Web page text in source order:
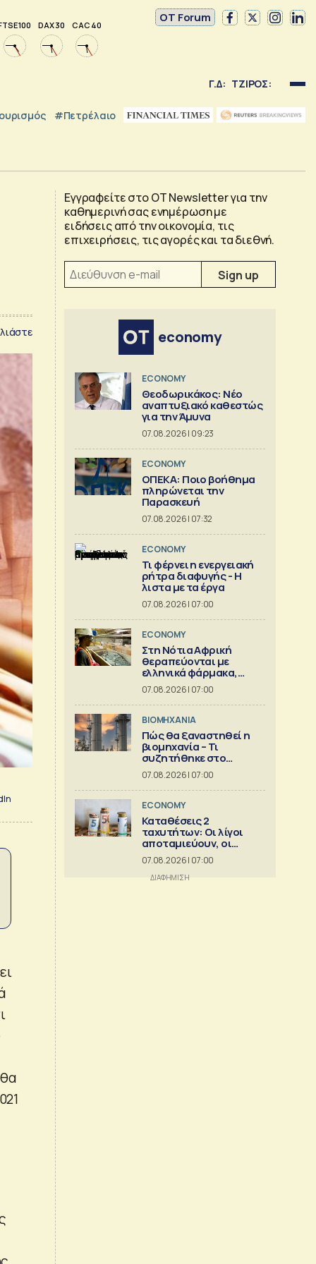
100 DAX 30 CAC 40
OT Forum
Γ.Δ: ΤΖΙΡΟΣ:
#Πετρέλαιο
Εγγραφείτε στο OT Newsletter για την
καθημερινή σας ενημέρωση με
ειδήσεις από την οικονομία, τις
επιχειρήσεις, τις αγορές και τα διεθνή.
economy
ECONOMY
Θεοδωρικάκος: Νέο
αναπτυξιακό καθεστώς
για την Άμυνα
07.08.2026 | 09:23
ECONOMY
ΟΠΕΚΑ: Ποιο βοήθημα
πληρώνεται την
Παρασκευή
07.08.2026 | 07:32
ECONOMY
Τι φέρνει η ενεργειακή
ρήτρα διαφυγής - Η
λιστα με τα έργα
07.08.2026 | 07:00
ECONOMY
Στη Νότια Αφρική
θεραπεύονται με
ελληνικά φάρμακα,
στέλνουν αργίλιο
07.08.2026 | 07:00
ΒΙΟΜΗΧΑΝΙΑ
Πώς θα ξαναστηθεί η
βιομηχανία – Τι
συζητήθηκε στο
Μαξίμου
07.08.2026 | 07:00
ECONOMY
Καταθέσεις 2
ταχυτήτων: Οι λίγοι
αποταμιεύουν, οι
πολλοί... επιβιώνουν
07.08.2026 | 07:00